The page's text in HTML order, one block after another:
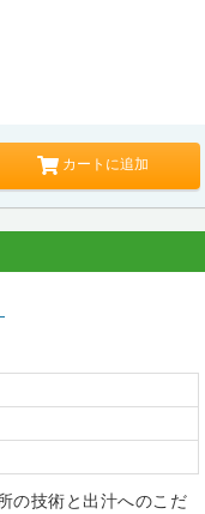
カートに追加
の技術と出汁へのこだ